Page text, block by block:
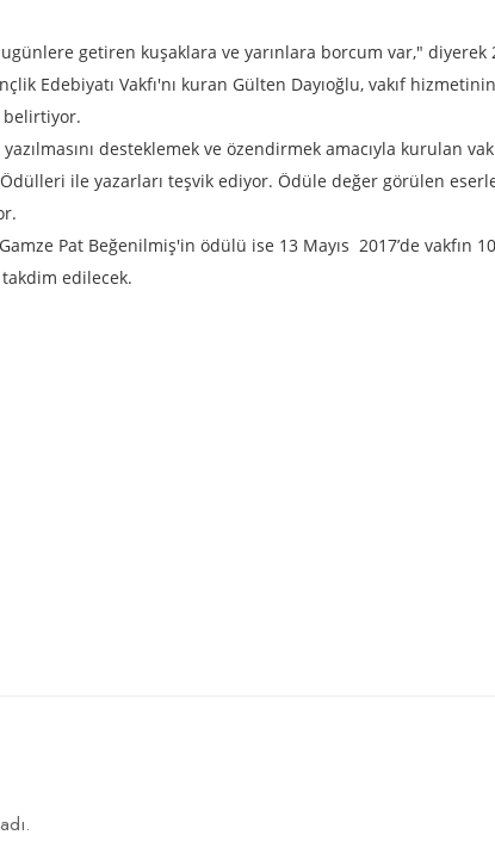
getiren kuşaklara ve yarınlara borcum var," diyerek
Edebiyatı Vakfı'nı kuran Gülten Dayıoğlu, vakıf
belirtiyor.
desteklemek ve özendirmek amacıyla kurulan
Ödülleri ile yazarları teşvik ediyor. Ödüle değer görülen
Pat Beğenilmiş'in ödülü ise 13 Mayıs 2017’de vakfın
edilecek.